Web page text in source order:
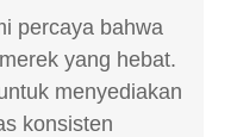
bahwa
yang hebat.
menyediakan
konsisten